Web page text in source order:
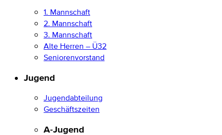
1. Mannschaft
2. Mannschaft
3. Mannschaft
Alte Herren – Ü32
Seniorenvorstand
Jugend
Jugendabteilung
Geschäftszeiten
A-Jugend